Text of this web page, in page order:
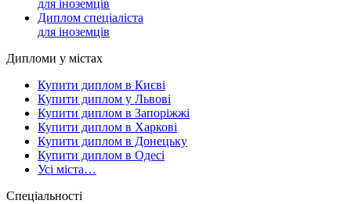
для іноземців
Диплом спеціаліста
для іноземців
Дипломи у містах
Купити диплом в Києві
Купити диплом у Львові
Купити диплом в Запоріжжі
Купити диплом в Харкові
Купити диплом в Донецьку
Купити диплом в Одесі
Усі міста…
Спеціальності